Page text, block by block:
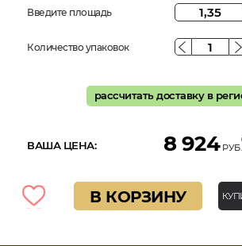
Введите площадь
Количество упаковок
рассчитать доставку в
ВАША ЦЕНА: 8 924 РУБ.
В КОРЗИНУ